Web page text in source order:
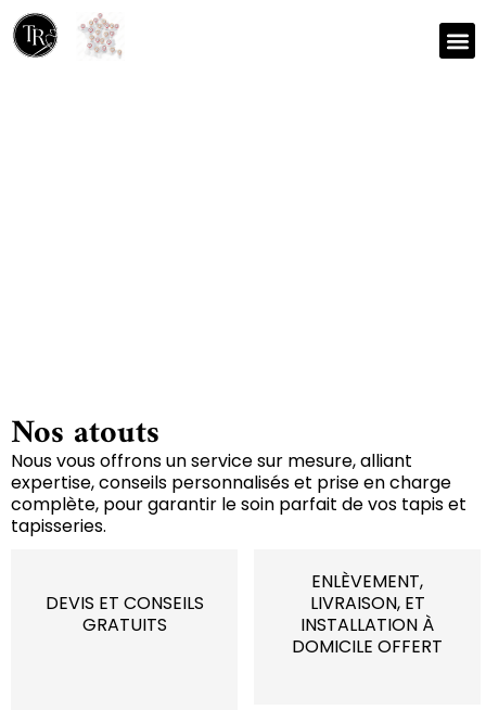
Nos atouts
Nous vous offrons un service sur mesure, alliant
expertise, conseils personnalisés et prise en charge
complète, pour garantir le soin parfait de vos tapis et
tapisseries.
DEVIS ET CONSEILS
GRATUITS
ENLÈVEMENT,
LIVRAISON, ET
INSTALLATION À
DOMICILE OFFERT